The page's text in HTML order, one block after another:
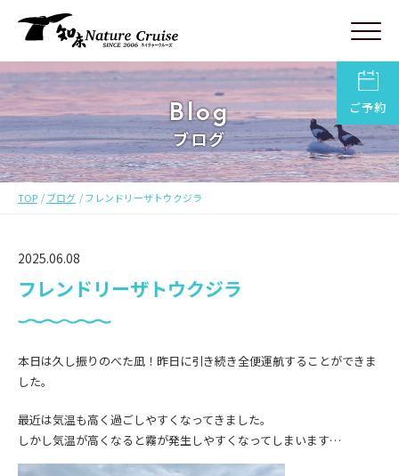
ご予約
Blog
ブログ
TOP ブログ フレンドリーザトウクジラ
2025.06.08
フレンドリーザトウクジラ
本日は久し振りのべた凪！昨日に引き続き全便運航することができま
した。
最近は気温も高く過ごしやすくなってきました。
しかし気温が高くなると霧が発生しやすくなってしまいます…